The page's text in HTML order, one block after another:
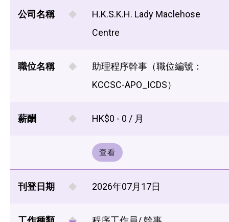
公司名稱
H.K.S.K.H. Lady Maclehose
Centre
職位名稱
助理程序幹事（職位編號：
KCCSC-APO_ICDS）
薪酬 HK$0 - 0 / 月
查看
刊登日期 2026年07月17日